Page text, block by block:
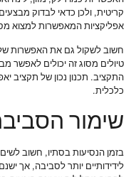
קריטית, ולכן כדאי לבדוק
אפליקציות המאפשרות למצוא
חשוב לשקול גם את האפשרות של
טיולים מסוג זה יכולים לאפשר
התקציב. תכנון נכון של תקציב
כלכלית.
שימור
בזמן הנסיעות בסתיו, חשוב
לידידותיים יותר לסביבה, אך